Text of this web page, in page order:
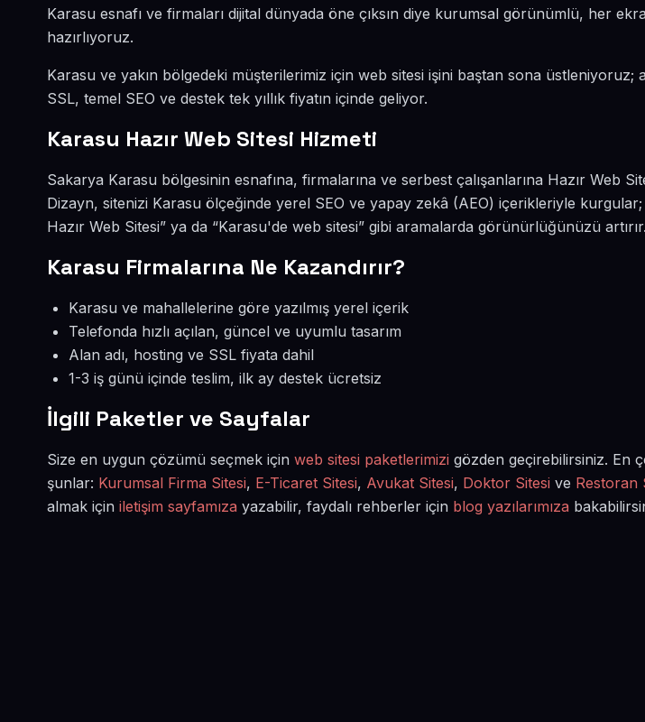
Karasu esnafı ve firmaları dijital dünyada öne çıksın diye kurumsal görünümlü, her
hazırlıyoruz.
Karasu ve yakın bölgedeki müşterilerimiz için web sitesi işini baştan sona üstleniyoruz;
SSL, temel SEO ve destek tek yıllık fiyatın içinde geliyor.
Karasu Hazır Web Sitesi Hizmeti
Sakarya Karasu bölgesinin esnafına, firmalarına ve serbest çalışanlarına Hazır Web
Dizayn, sitenizi Karasu ölçeğinde yerel SEO ve yapay zekâ (AEO) içerikleriyle
Hazır Web Sitesi” ya da “Karasu'de web sitesi” gibi aramalarda görünürlüğünüzü artırır.
Karasu Firmalarına Ne Kazandırır?
Karasu ve mahallelerine göre yazılmış yerel içerik
Telefonda hızlı açılan, güncel ve uyumlu tasarım
Alan adı, hosting ve SSL fiyata dahil
1-3 iş günü içinde teslim, ilk ay destek ücretsiz
İlgili Paketler ve Sayfalar
Size en uygun çözümü seçmek için web sitesi paketlerimizi gözden geçirebilirsiniz. En
şunlar: Kurumsal Firma Sitesi, E-Ticaret Sitesi, Avukat Sitesi, Doktor Sitesi ve Restoran
almak için iletişim sayfamıza yazabilir, faydalı rehberler için blog yazılarımıza